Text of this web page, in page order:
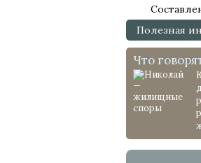
Полезная
Что